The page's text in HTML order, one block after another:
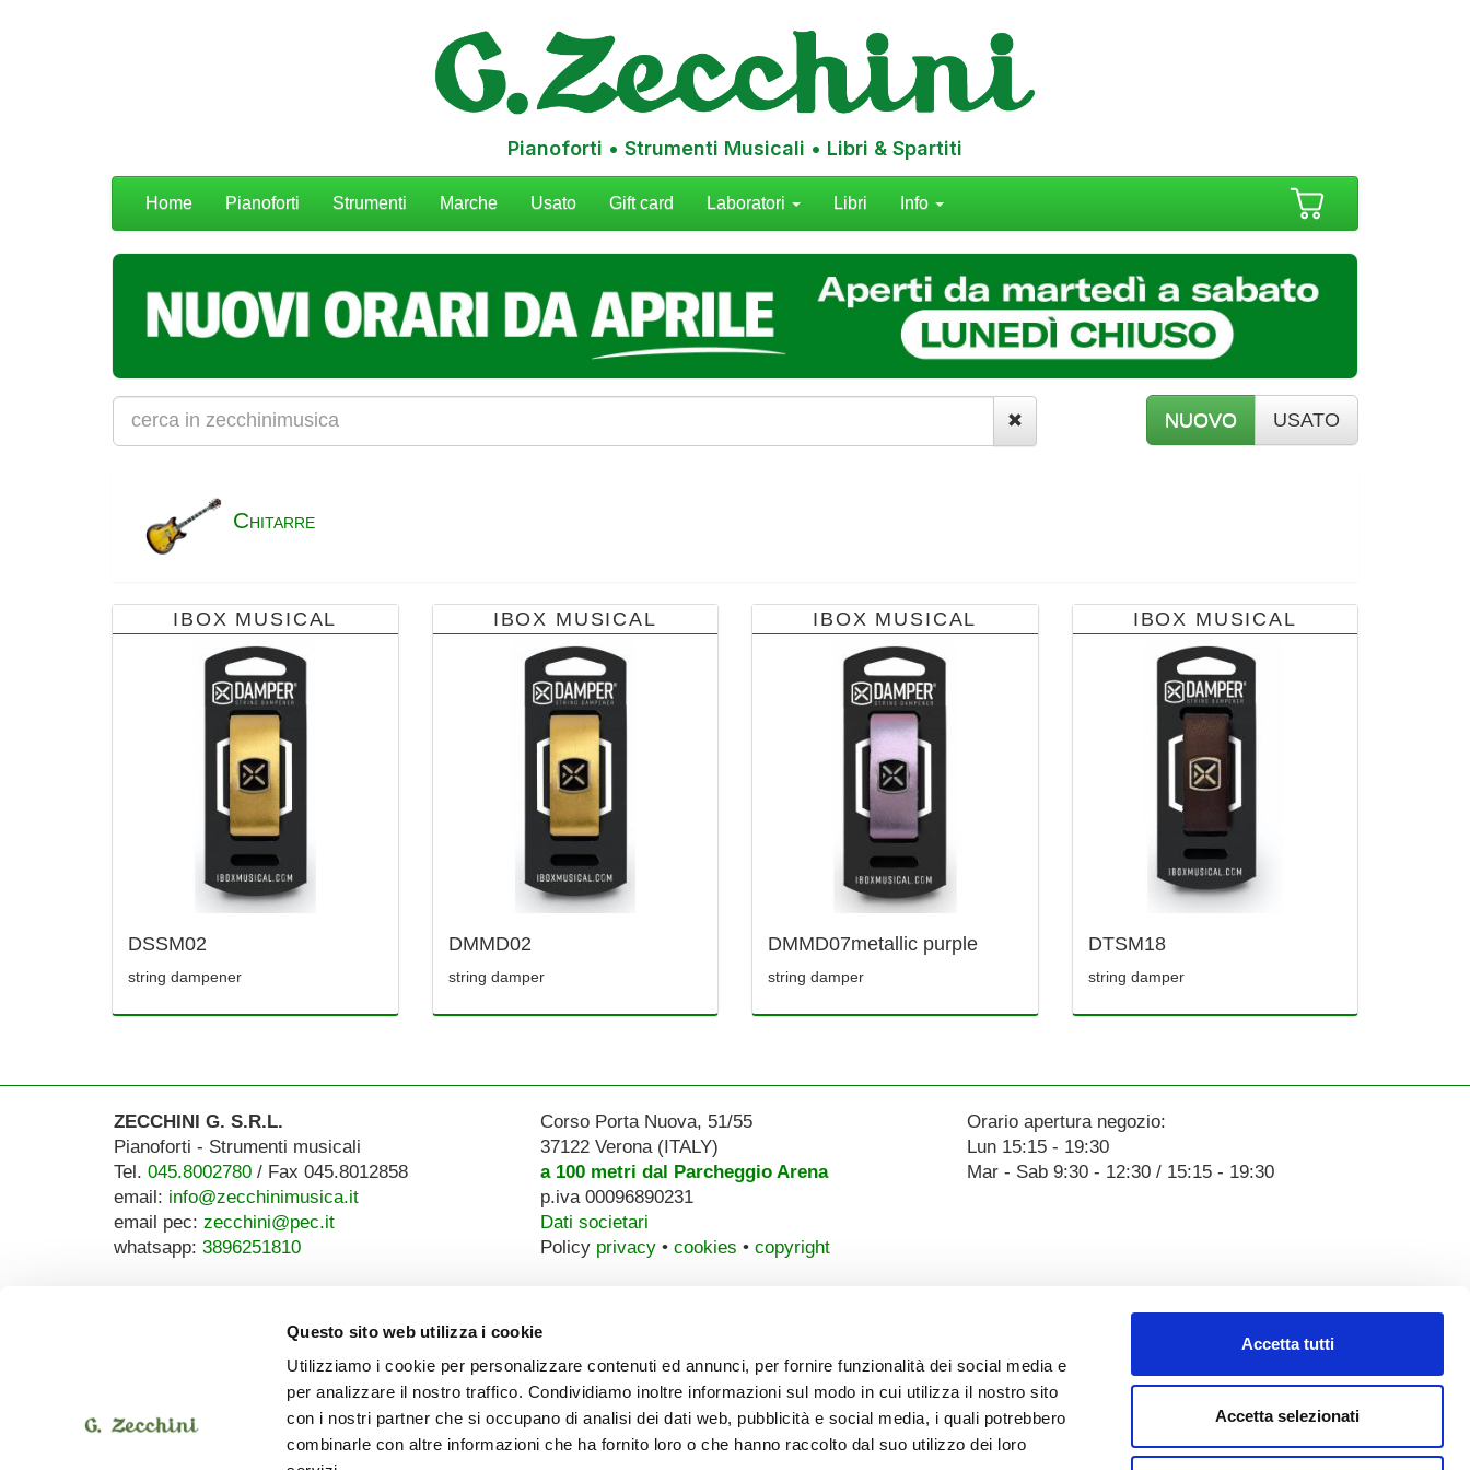
Questo sito web utilizza i cookie
Utilizziamo i cookie per personalizzare contenuti ed annunci, per fornire funzionalità dei social media e
per analizzare il nostro traffico. Condividiamo inoltre informazioni sul modo in cui utilizza il nostro sito
con i nostri partner che si occupano di analisi dei dati web, pubblicità e social media, i quali potrebbero
combinarle con altre informazioni che ha fornito loro o che hanno raccolto dal suo utilizzo dei loro
Accetta tutti
Accetta selezionati
Pianoforti • Strumenti Musicali • Libri & Spartiti
navigazione
Home Pianoforti Strumenti Marche Usato Gift card Laboratori Libri Info
NUOVO USATO
CHITARRE
IBOX MUSICAL
DSSM02
string dampener
IBOX MUSICAL
DMMD02
string damper
IBOX MUSICAL
DMMD07metallic purple
string damper
IBOX MUSICAL
DTSM18
string damper
ZECCHINI G. S.R.L.
Pianoforti - Strumenti musicali
Tel. 045.8002780/ Fax 045.8012858
email: info@zecchinimusica.it
email pec: zecchini@pec.it
whatsapp: 3896251810
Corso Porta Nuova, 51/55
37122 Verona (ITALY)
a 100 metri dal Parcheggio Arena
p.iva 00096890231
Dati societari
Policy privacy• cookies • copyright
Orario apertura negozio:
Lun 15:15 - 19:30
Mar - Sab 9:30 - 12:30 / 15:15 - 19:30